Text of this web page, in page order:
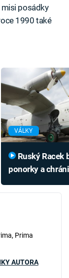
misi posádky
1990 také
VÁLKY
ponorky a
Prima
AUTORA